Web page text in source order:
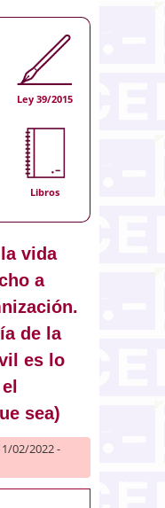
Ley 39/2015
Libros
vida
a
de la
es lo
sea)
02/2022 -